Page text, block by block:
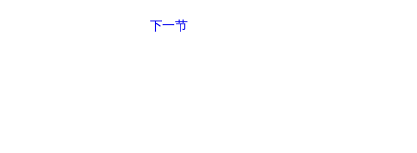
下一节